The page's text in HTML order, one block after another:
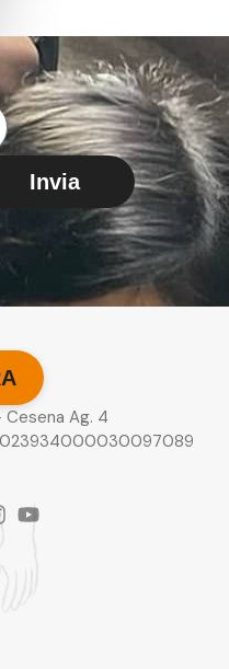
richiesta. I
nella
Invia
Ag. 4